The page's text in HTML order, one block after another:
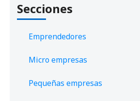
Secciones
Emprendedores
Micro empresas
Pequeñas empresas